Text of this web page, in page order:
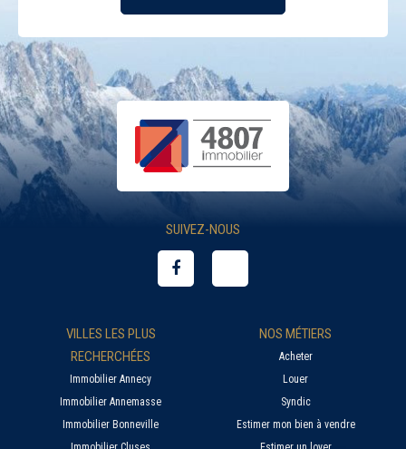
SUIVEZ-NOUS
VILLES LES PLUS
RECHERCHÉES
Immobilier Annecy
Immobilier Annemasse
Immobilier Bonneville
NOS MÉTIERS
Acheter
Louer
Syndic
Estimer mon bien à vendre